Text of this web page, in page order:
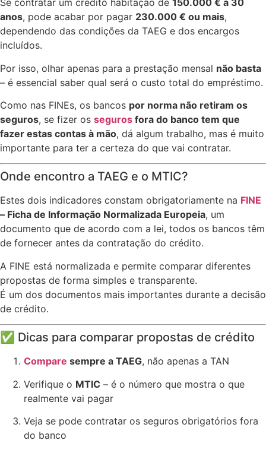
Se contratar um crédito habitação de 150.000 € a 30
anos, pode acabar por pagar 230.000 € ou mais,
dependendo das condições da TAEG e dos encargos
incluídos.
Por isso, olhar apenas para a prestação mensal não basta
– é essencial saber qual será o custo total do empréstimo.
Como nas FINEs, os bancos por norma não retiram os
seguros, se fizer os seguros fora do banco tem que
fazer estas contas à mão, dá algum trabalho, mas é muito
importante para ter a certeza do que vai contratar.
Onde encontro a TAEG e o MTIC?
Estes dois indicadores constam obrigatoriamente na FINE
– Ficha de Informação Normalizada Europeia, um
documento que de acordo com a lei, todos os bancos têm
de fornecer antes da contratação do crédito.
A FINE está normalizada e permite comparar diferentes
propostas de forma simples e transparente.
É um dos documentos mais importantes durante a decisão
de crédito.
✅ Dicas para comparar propostas de crédito
Compare sempre a TAEG, não apenas a TAN
Verifique o MTIC – é o número que mostra o que
realmente vai pagar
Veja se pode contratar os seguros obrigatórios fora
do banco